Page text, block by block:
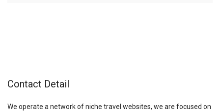
Contact Detail
We operate a network of niche travel websites, we are focused on